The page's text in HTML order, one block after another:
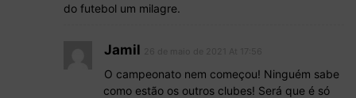
do futebol um milagre.
Jamil
O campeonato nem começou! Ninguém sabe
como estão os outros clubes! Será que é só